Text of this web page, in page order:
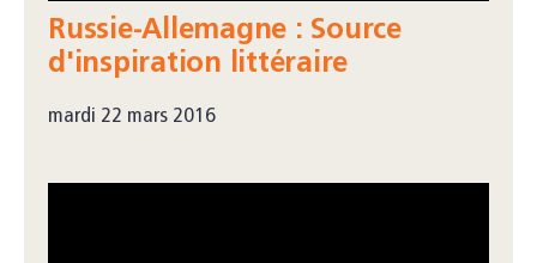
Russie-Allemagne : Source
d'inspiration littéraire
mardi 22 mars 2016